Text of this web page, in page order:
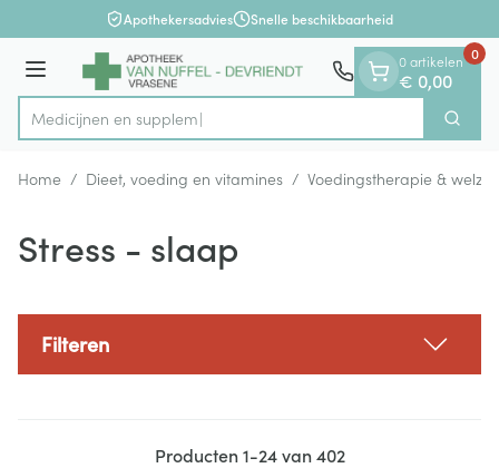
Ga naar de inhoudApothekersadvies Snelle beschikbaarheid
Menu
Product, merk, categorie...
Me Zoek
0 artikelen
€ 0,00
0
Home / Dieet, voeding en vitamines / Voedingstherapie & welzijn
Stress - slaap
Filteren
Producten1-24van402